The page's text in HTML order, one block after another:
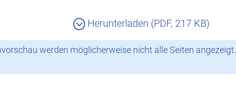
Herunterladen (PDF, 217 KB)
werden möglicherweise nicht alle Seiten angezeigt.